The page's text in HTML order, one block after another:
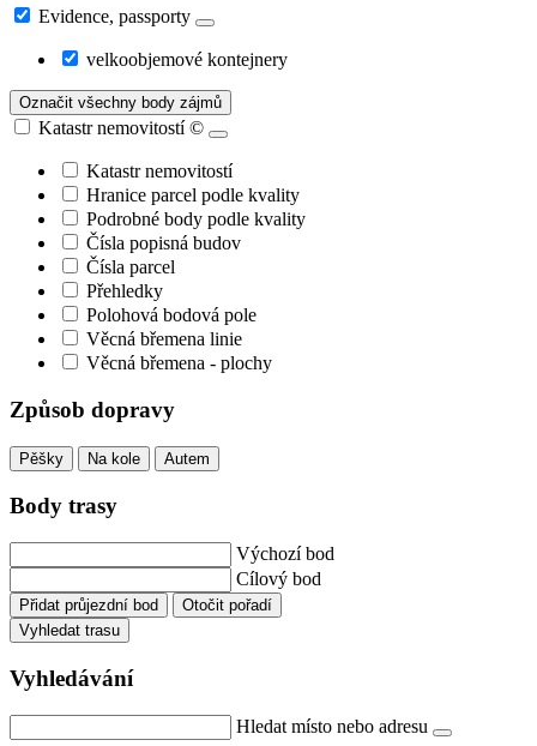
Evidence, passporty
velkoobjemové kontejnery
Označit všechny body zájmů
Katastr nemovitostí©
Katastr nemovitostí
Hranice parcel podle kvality
Podrobné body podle kvality
Čísla popisná budov
Čísla parcel
Přehledky
Polohová bodová pole
Věcná břemena linie
Věcná břemena - plochy
Způsob dopravy
Pěšky Na kole Autem
Body trasy
Výchozí bod
Cílový bod
Přidat průjezdní bod
Otočit pořadí
Vyhledat trasu
Vyhledávání
Hledat místo nebo adresu